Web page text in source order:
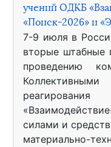
учений ОДКБ
«Поиск-2026» и
7-9 июля в
вторые штабные
проведению
силами и
материально-